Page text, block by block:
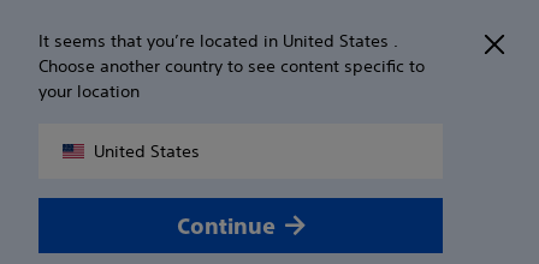
It seems that you’re located in United States .
Choose another country to see content specific to
your location
United States
Continue